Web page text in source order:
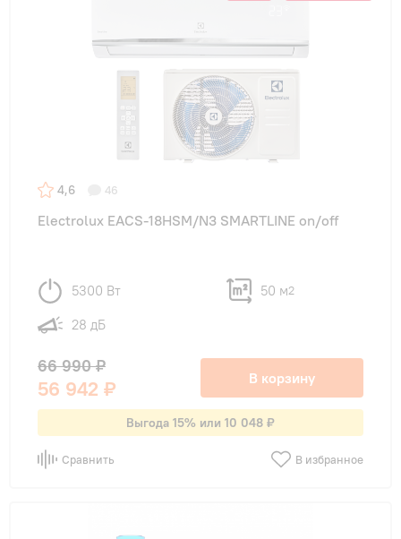
4,6 46
Electrolux EACS-18HSM/N3 SMARTLINE on/off
5300 Вт 50 м2
28 дБ
66 990 ₽
56 942 ₽ В корзину
Выгода 15% или 10 048 ₽
Сравнить В избранное